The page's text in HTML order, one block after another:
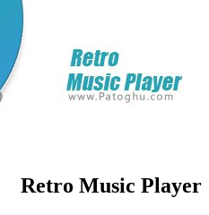
Retro Music